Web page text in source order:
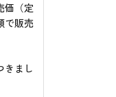
価（定
で販売
きまし